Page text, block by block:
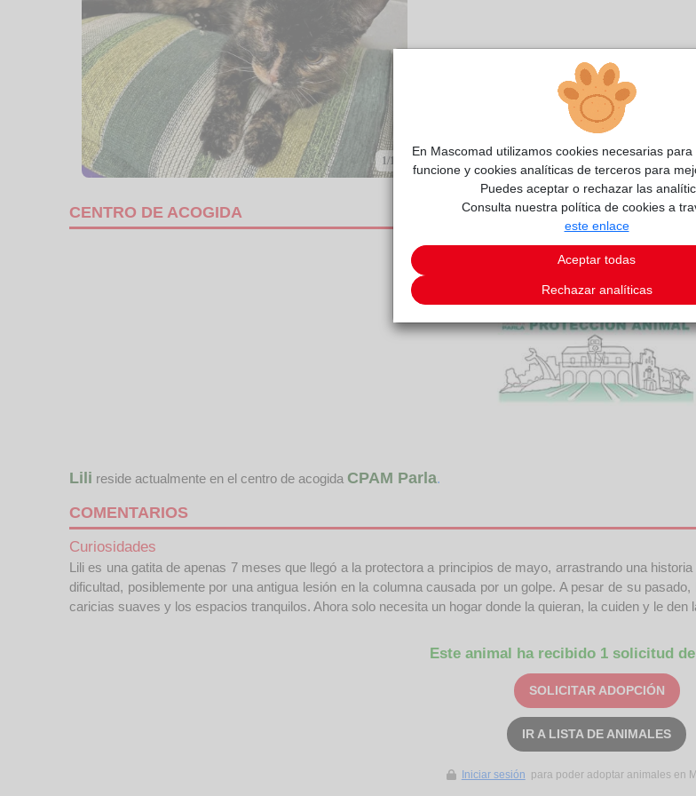
1/1
CENTRO DE ACOGIDA
Lili reside actualmente en el centro de acogida CPAM Parla.
COMENTARIOS
Curiosidades
Lili es una gatita de apenas 7 meses que llegó a la protectora a principios de mayo, arrastrando una
dificultad, posiblemente por una antigua lesión en la columna causada por un golpe. A pesar de su
caricias suaves y los espacios tranquilos. Ahora solo necesita un hogar donde la quieran, la cuiden y le den
Este animal ha recibido 1 solicitud
SOLICITAR ADOPCIÓN
IR A LISTA DE ANIMALES
Iniciar sesión para poder adoptar animales en
En Mascomad utilizamos cookies necesarias
funcione y cookies analíticas de terceros para
Puedes aceptar o rechazar las
Consulta nuestra política de cookies a
este enlace
Aceptar todas
Rechazar analíticas